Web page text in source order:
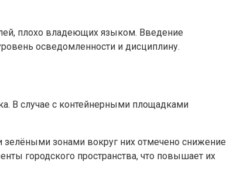
плохо владеющих языком. Введение
осведомленности и дисциплину.
В случае с контейнерными площадками
зонами вокруг них отмечено снижение
городского пространства, что повышает их